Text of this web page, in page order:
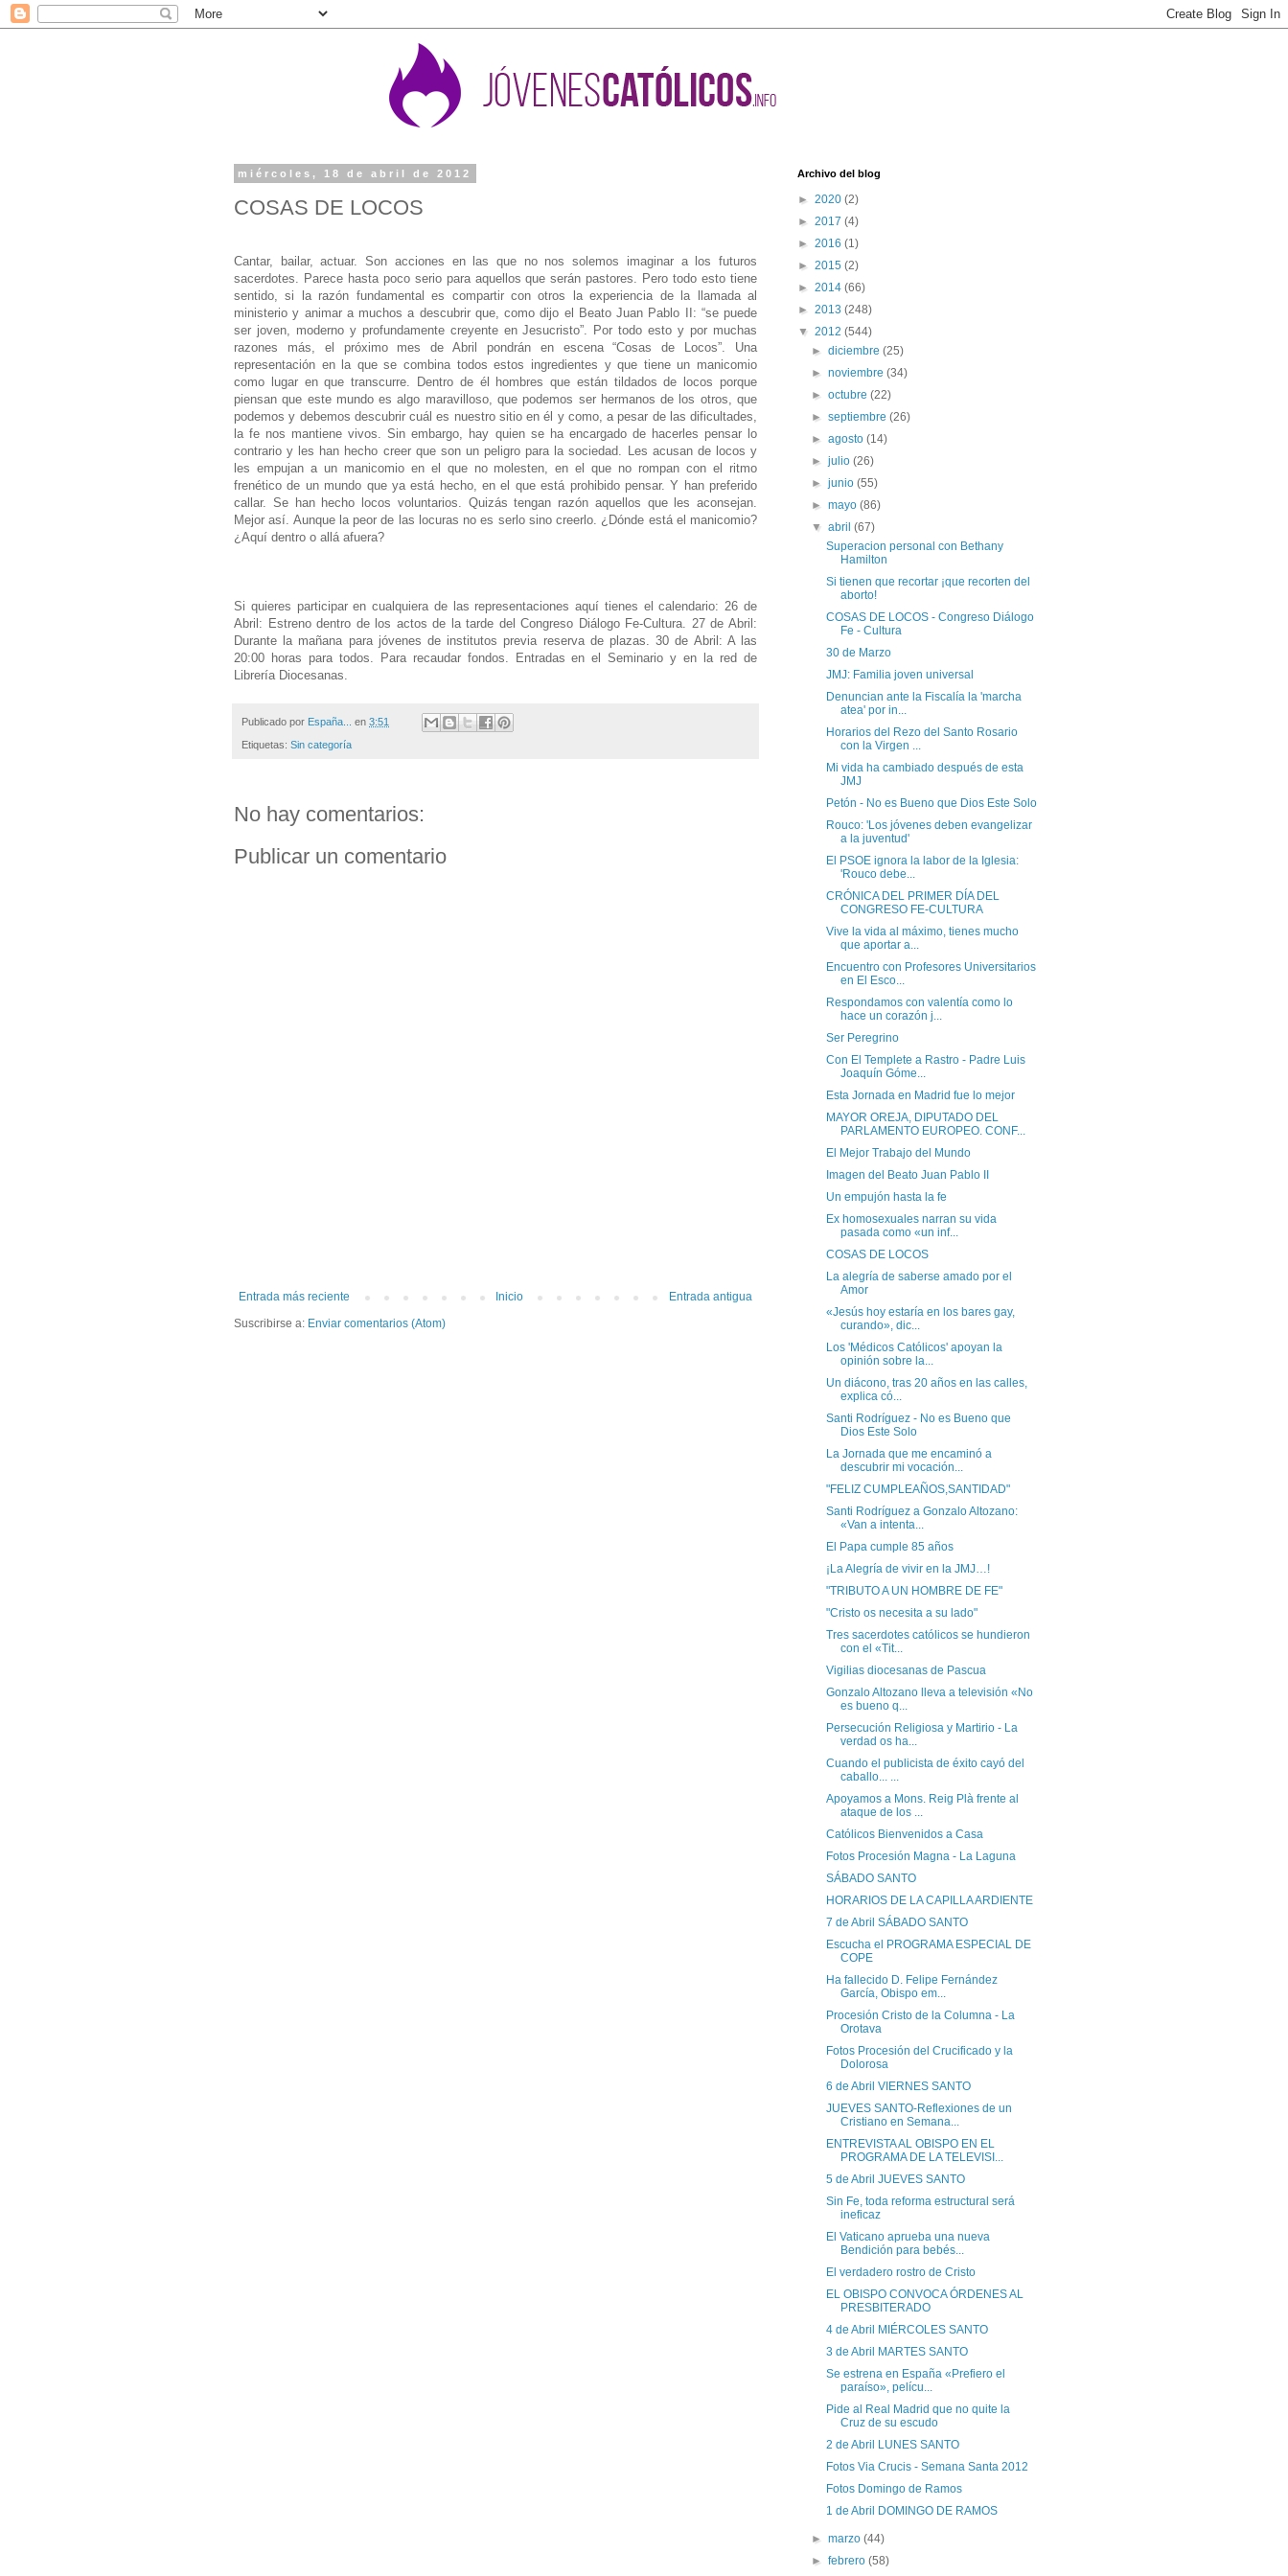
miércoles, 18 de abril de 2012
COSAS DE LOCOS
Cantar, bailar, actuar. Son acciones en las que no nos solemos imaginar a los futuros
sacerdotes. Parece hasta poco serio para aquellos que serán pastores. Pero todo esto tiene
sentido, si la razón fundamental es compartir con otros la experiencia de la llamada al
ministerio y animar a muchos a descubrir que, como dijo el Beato Juan Pablo II: “se puede
ser joven, moderno y profundamente creyente en Jesucristo”. Por todo esto y por muchas
razones más, el próximo mes de Abril pondrán en escena “Cosas de Locos”. Una
representación en la que se combina todos estos ingredientes y que tiene un manicomio
como lugar en que transcurre. Dentro de él hombres que están tildados de locos porque
piensan que este mundo es algo maravilloso, que podemos ser hermanos de los otros, que
podemos y debemos descubrir cuál es nuestro sitio en él y como, a pesar de las dificultades,
la fe nos mantiene vivos. Sin embargo, hay quien se ha encargado de hacerles pensar lo
contrario y les han hecho creer que son un peligro para la sociedad. Les acusan de locos y
les empujan a un manicomio en el que no molesten, en el que no rompan con el ritmo
frenético de un mundo que ya está hecho, en el que está prohibido pensar. Y han preferido
callar. Se han hecho locos voluntarios. Quizás tengan razón aquellos que les aconsejan.
Mejor así. Aunque la peor de las locuras no es serlo sino creerlo. ¿Dónde está el manicomio?
¿Aquí dentro o allá afuera?
Si quieres participar en cualquiera de las representaciones aquí tienes el calendario: 26 de
Abril: Estreno dentro de los actos de la tarde del Congreso Diálogo Fe-Cultura. 27 de Abril:
Durante la mañana para jóvenes de institutos previa reserva de plazas. 30 de Abril: A las
20:00 horas para todos. Para recaudar fondos. Entradas en el Seminario y en la red de
Librería Diocesanas.
Publicado por España... en 3:51
Etiquetas: Sin categoría
No hay comentarios:
Publicar un comentario
Entrada más reciente Entrada antigua
Inicio
Suscribirse a: Enviar comentarios (Atom)
Archivo del blog
► 2020 (2)
► 2017 (4)
► 2016 (1)
► 2015 (2)
► 2014 (66)
► 2013 (248)
▼ 2012 (544)
►diciembre(25)
►noviembre(34)
►octubre(22)
►septiembre(26)
►agosto(14)
►julio(26)
►junio(55)
►mayo(86)
▼abril(67)
Superacion personal con Bethany
Hamilton
Si tienen que recortar ¡que recorten del
aborto!
COSAS DE LOCOS - Congreso Diálogo
Fe - Cultura
30 de Marzo
JMJ: Familia joven universal
Denuncian ante la Fiscalía la 'marcha
atea' por in...
Horarios del Rezo del Santo Rosario
con la Virgen ...
Mi vida ha cambiado después de esta
JMJ
Petón - No es Bueno que Dios Este Solo
Rouco: 'Los jóvenes deben evangelizar
a la juventud'
El PSOE ignora la labor de la Iglesia:
'Rouco debe...
CRÓNICA DEL PRIMER DÍA DEL
CONGRESO FE-CULTURA
Vive la vida al máximo, tienes mucho
que aportar a...
Encuentro con Profesores Universitarios
en El Esco...
Respondamos con valentía como lo
hace un corazón j...
Ser Peregrino
Con El Templete a Rastro - Padre Luis
Joaquín Góme...
Esta Jornada en Madrid fue lo mejor
MAYOR OREJA, DIPUTADO DEL
PARLAMENTO EUROPEO. CONF...
El Mejor Trabajo del Mundo
Imagen del Beato Juan Pablo II
Un empujón hasta la fe
Ex homosexuales narran su vida
pasada como «un inf...
COSAS DE LOCOS
La alegría de saberse amado por el
Amor
«Jesús hoy estaría en los bares gay,
curando», dic...
Los 'Médicos Católicos' apoyan la
opinión sobre la...
Un diácono, tras 20 años en las calles,
explica có...
Santi Rodríguez - No es Bueno que
Dios Este Solo
La Jornada que me encaminó a
descubrir mi vocación...
"FELIZ CUMPLEAÑOS,SANTIDAD"
Santi Rodríguez a Gonzalo Altozano:
«Van a intenta...
El Papa cumple 85 años
¡La Alegría de vivir en la JMJ…!
"TRIBUTO A UN HOMBRE DE FE"
"Cristo os necesita a su lado"
Tres sacerdotes católicos se hundieron
con el «Tit...
Vigilias diocesanas de Pascua
Gonzalo Altozano lleva a televisión «No
es bueno q...
Persecución Religiosa y Martirio - La
verdad os ha...
Cuando el publicista de éxito cayó del
caballo... ...
Apoyamos a Mons. Reig Plà frente al
ataque de los ...
Católicos Bienvenidos a Casa
Fotos Procesión Magna - La Laguna
SÁBADO SANTO
HORARIOS DE LA CAPILLA ARDIENTE
7 de Abril SÁBADO SANTO
Escucha el PROGRAMA ESPECIAL DE
COPE
Ha fallecido D. Felipe Fernández
García, Obispo em...
Procesión Cristo de la Columna - La
Orotava
Fotos Procesión del Crucificado y la
Dolorosa
6 de Abril VIERNES SANTO
JUEVES SANTO-Reflexiones de un
Cristiano en Semana...
ENTREVISTA AL OBISPO EN EL
PROGRAMA DE LA TELEVISI...
5 de Abril JUEVES SANTO
Sin Fe, toda reforma estructural será
ineficaz
El Vaticano aprueba una nueva
Bendición para bebés...
El verdadero rostro de Cristo
EL OBISPO CONVOCA ÓRDENES AL
PRESBITERADO
4 de Abril MIÉRCOLES SANTO
3 de Abril MARTES SANTO
Se estrena en España «Prefiero el
paraíso», pelícu...
Pide al Real Madrid que no quite la
Cruz de su escudo
2 de Abril LUNES SANTO
Fotos Via Crucis - Semana Santa 2012
Fotos Domingo de Ramos
1 de Abril DOMINGO DE RAMOS
►marzo(44)
►febrero(58)